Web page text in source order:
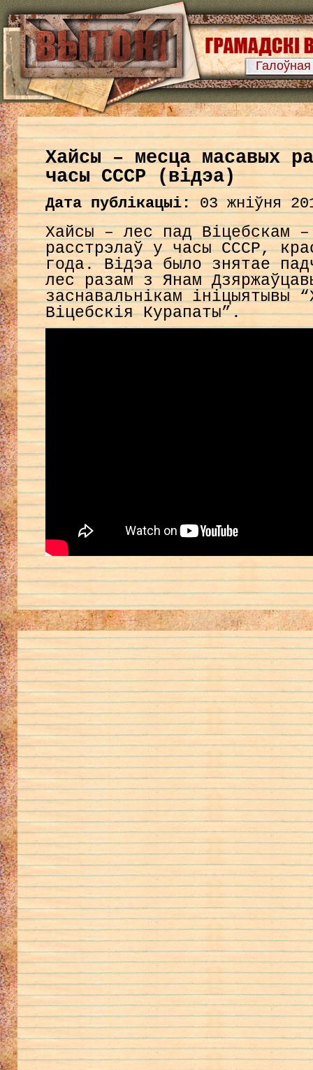
Галоўная
Хайсы – месца масавых
часы СССР (відэа)
Дата публікацыі:03 жніўня
Хайсы – лес пад Віцебскам
расстрэлаў у часы СССР,
года. Відэа было знятае
лес разам з Янам
заснавальнікам ініцыятывы
Віцебскія Курапаты”.